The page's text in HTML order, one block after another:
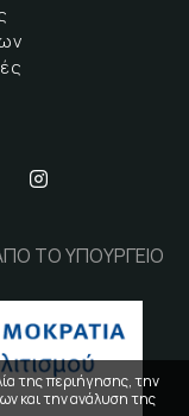
ΤΟ ΥΠΟΥΡΓΕΙΟ
της περιήγησης, την
και την ανάλυση της